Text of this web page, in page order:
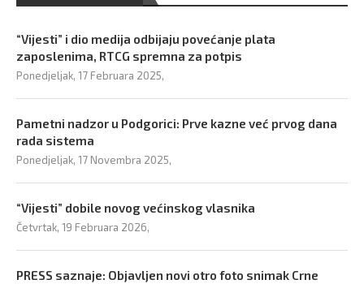
“Vijesti” i dio medija odbijaju povećanje plata
zaposlenima, RTCG spremna za potpis
Ponedjeljak, 17 Februara 2025,
Pametni nadzor u Podgorici: Prve kazne već prvog dana
rada sistema
Ponedjeljak, 17 Novembra 2025,
“Vijesti” dobile novog većinskog vlasnika
Četvrtak, 19 Februara 2026,
PRESS saznaje: Objavljen novi otro foto snimak Crne